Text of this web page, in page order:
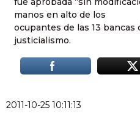
manos en alto de los
ocupantes de las 13 bancas
justicialismo.
2011-10-25 10:11:13